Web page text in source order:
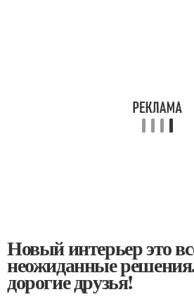
Новый интерьер это
неожиданные
дорогие друзья!